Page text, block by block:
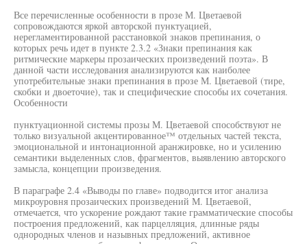
Все перечисленные особенности в прозе М. Цветаевой
сопровождаются яркой авторской пунктуацией,
нерегламентированной расстановкой знаков препинания, о
которых речь идет в пункте 2.3.2 «Знаки препинания как
ритмические маркеры прозаических произведений поэта». В
данной части исследования анализируются как наиболее
употребительные знаки препинания в прозе М. Цветаевой (тире,
скобки и двоеточие), так и специфические способы их сочетания.
Особенности
пунктуационной системы прозы М. Цветаевой способствуют не
только визуальной акцентированное™ отдельных частей текста,
эмоциональной и интонационной аранжировке, но и усилению
семантики выделенных слов, фрагментов, выявлению авторского
замысла, концепции произведения.
В параграфе 2.4 «Выводы по главе» подводится итог анализа
микроуровня прозаических произведений М. Цветаевой,
отмечается, что ускорение рождают такие грамматические способы
построения предложений, как парцелляция, длинные ряды
однородных членов и назывных предложений, активное